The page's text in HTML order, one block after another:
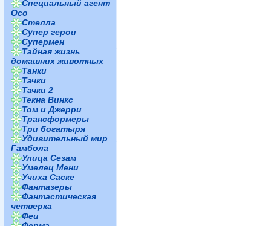
Специальный агент
Осо
Стелла
Супер герои
Супермен
Тайная жизнь
домашних животных
Танки
Тачки
Тачки 2
Текна Винкс
Том и Джерри
Трансформеры
Три богатыря
Удивительный мир
Гамбола
Улица Сезам
Умелец Мени
Учиха Саске
Фантазеры
Фантастическая
четверка
Феи